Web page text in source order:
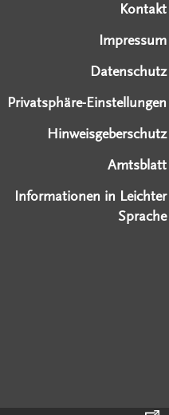
Kontakt
Impressum
Datenschutz
Privatsphäre-Einstellungen
Hinweisgeberschutz
Amtsblatt
Informationen in Leichter
Sprache